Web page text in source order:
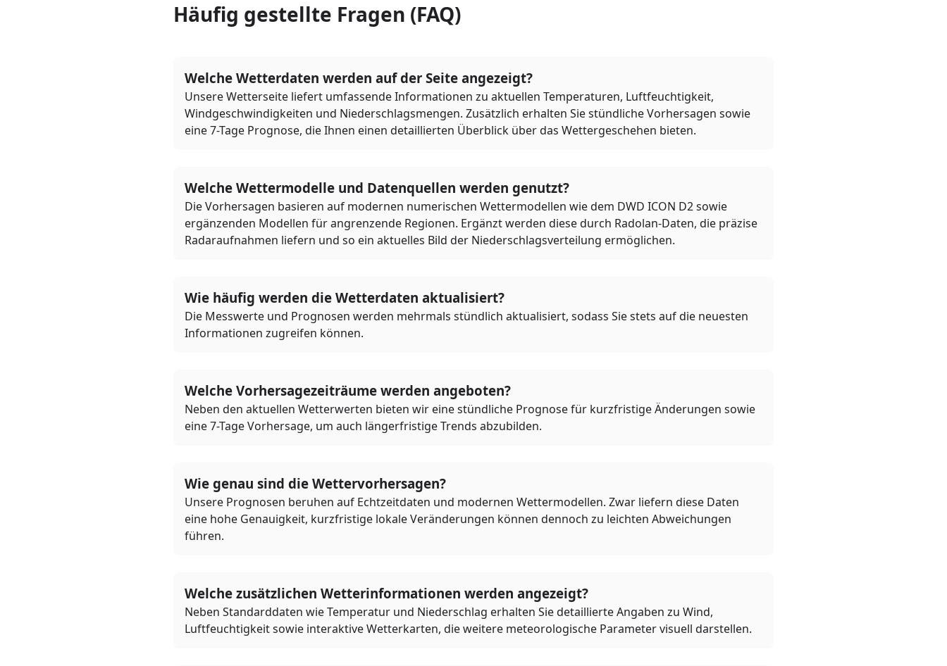
Häufig gestellte Fragen (FAQ)
Welche Wetterdaten werden auf der Seite angezeigt?
Unsere Wetterseite liefert umfassende Informationen zu aktuellen Temperaturen, Luftfeuchtigkeit,
Windgeschwindigkeiten und Niederschlagsmengen. Zusätzlich erhalten Sie stündliche Vorhersagen sowie
eine 7-Tage Prognose, die Ihnen einen detaillierten Überblick über das Wettergeschehen bieten.
Welche Wettermodelle und Datenquellen werden genutzt?
Die Vorhersagen basieren auf modernen numerischen Wettermodellen wie dem DWD ICON D2 sowie
ergänzenden Modellen für angrenzende Regionen. Ergänzt werden diese durch Radolan-Daten, die präzise
Radaraufnahmen liefern und so ein aktuelles Bild der Niederschlagsverteilung ermöglichen.
Wie häufig werden die Wetterdaten aktualisiert?
Die Messwerte und Prognosen werden mehrmals stündlich aktualisiert, sodass Sie stets auf die neuesten
Informationen zugreifen können.
Welche Vorhersagezeiträume werden angeboten?
Neben den aktuellen Wetterwerten bieten wir eine stündliche Prognose für kurzfristige Änderungen sowie
eine 7-Tage Vorhersage, um auch längerfristige Trends abzubilden.
Wie genau sind die Wettervorhersagen?
Unsere Prognosen beruhen auf Echtzeitdaten und modernen Wettermodellen. Zwar liefern diese Daten
eine hohe Genauigkeit, kurzfristige lokale Veränderungen können dennoch zu leichten Abweichungen
führen.
Welche zusätzlichen Wetterinformationen werden angezeigt?
Neben Standarddaten wie Temperatur und Niederschlag erhalten Sie detaillierte Angaben zu Wind,
Luftfeuchtigkeit sowie interaktive Wetterkarten, die weitere meteorologische Parameter visuell darstellen.